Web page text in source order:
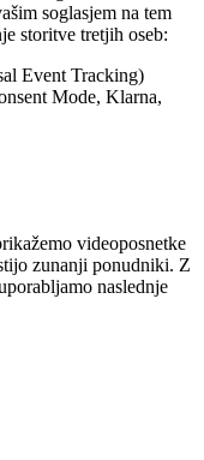
soglasjem na tem
storitve tretjih oseb:
Event Tracking)
Mode, Klarna,
videoposnetke
zunanji ponudniki. Z
naslednje